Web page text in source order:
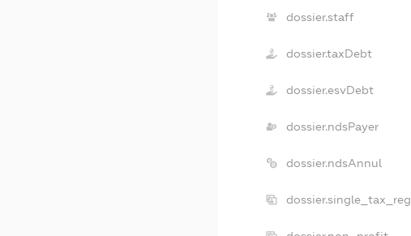
dossier.staff
dossier.taxDebt
dossier.esvDebt
dossier.ndsPayer
dossier.ndsAnnul
dossier.single_tax_reg